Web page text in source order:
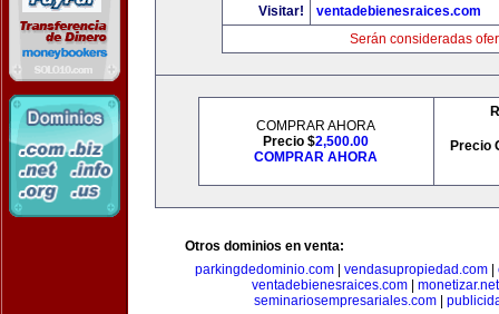
Visitar!
ventadebienesraices.com
Serán consideradas
COMPRAR AHORA
Precio $2,500.00
COMPRAR AHORA
Precio
Otros dominios en venta:
parkingdedominio.com| vendasupropiedad.com|
ventadebienesraices.com
monetizar.net
seminariosempresariales.com